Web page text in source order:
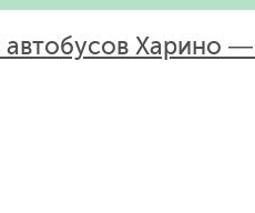
автобусов Харино